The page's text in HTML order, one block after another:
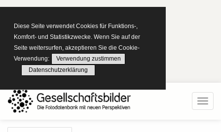
Diese Seite verwendet Cookies für Funktions-,
Komfort- und Statistikzwecke. Wenn Sie auf der
Seite weitersurfen, akzeptieren Sie die Cookie-
Verwendung:
Verwendung zustimmen
Datenschutzerklärung